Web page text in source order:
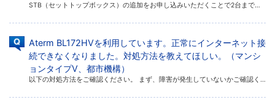
STB（セットトップボックス）の追加をお申し込みいただくことで2台まで同時視聴ができます。 STB（セットトップボックス）を追加した場合、追加で1台分の料金が発生します。なおSTB追加手数料は無料です。また、追加可能な台 […]
Aterm BL172HVを利用しています。正常にインターネット接
続できなくなりました。対処方法を教えてほしい。（マンシ
ョンタイプV、都市機構）
以下の対処方法をご確認ください。 まず、障害が発生していないかご確認ください。 トラブル / メンテナンス情報 障害が発生していない場合は、以下をご確認ください。 ■ Aterm BL172HVランプ […]